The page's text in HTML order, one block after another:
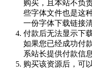
购买，且本站不负
些字体文件也是这
一份字体下载链接清
付款后无法显示下
如果您已经成功付
系站长提供付款信
购买该资源后，可